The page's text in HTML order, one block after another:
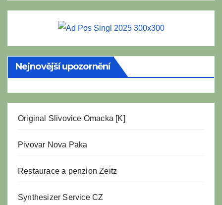
Nejnovější upozornění
Original Slivovice Omacka [K]
Pivovar Nova Paka
Restaurace a penzion Zeitz
Synthesizer Service CZ